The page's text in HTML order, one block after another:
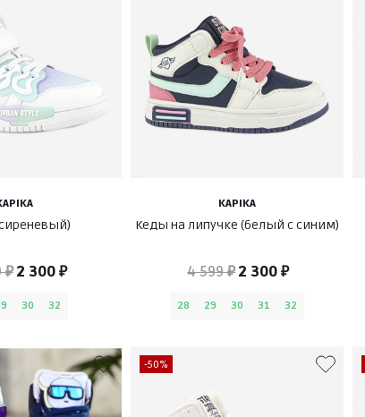
₽ 2 300 ₽
30 32
KAPIKA
Кеды на липучке (белый с синим)
4 599 ₽2 300 ₽
28 29 30 31 32
-50%